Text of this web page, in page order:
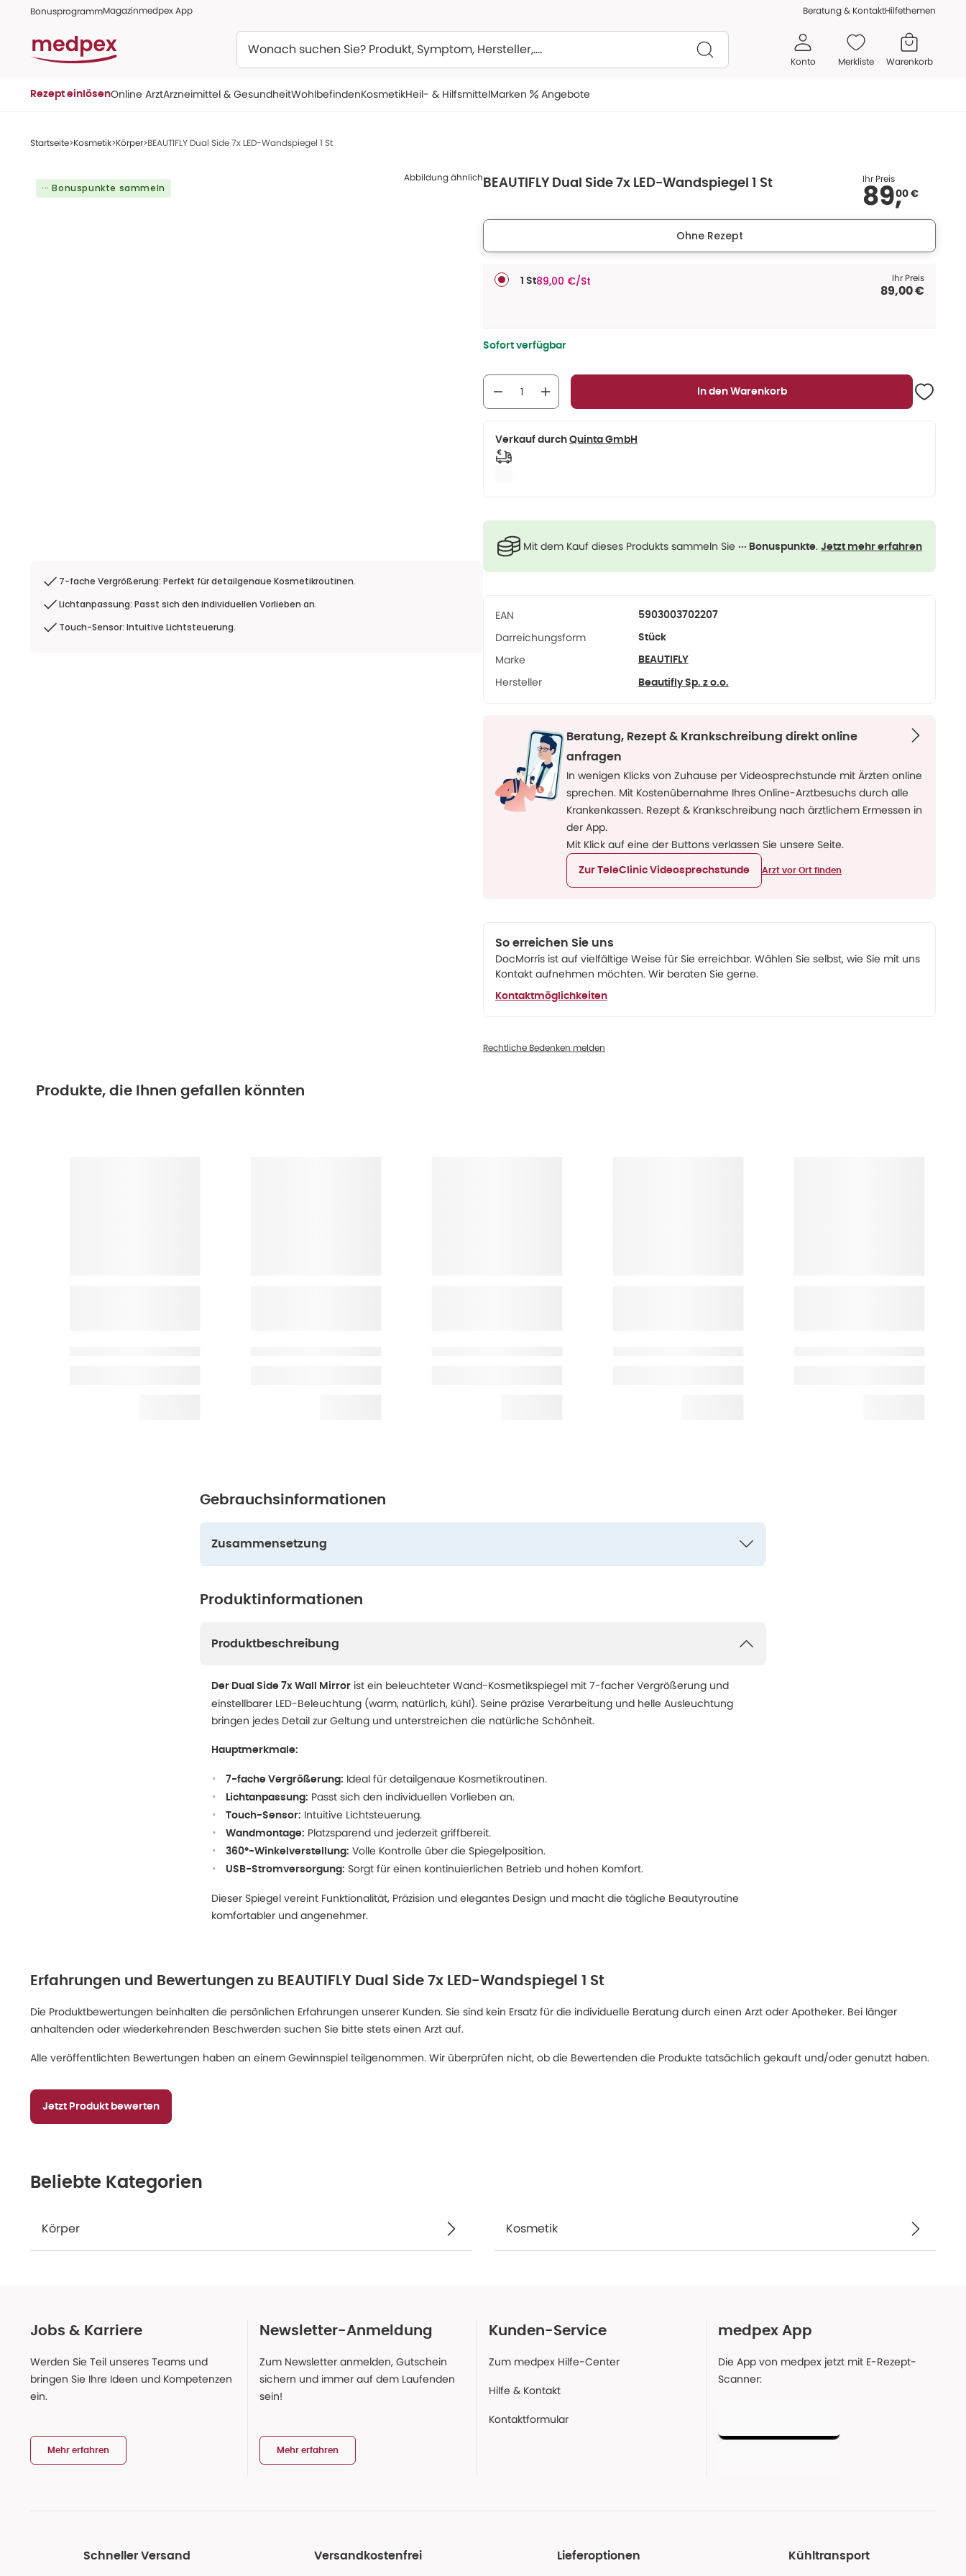
BonusprogrammMagazinmedpex App Beratung & KontaktHilfethemen
Konto Merkliste Warenkorb
Rezept einlösenOnline ArztArzneimittel & GesundheitWohlbefindenKosmetikHeil- & HilfsmittelMarken Angebote
Startseite Kosmetik Körper BEAUTIFLY Dual Side 7x LED-Wandspiegel 1 St
··· Bonuspunkte sammeln
Abbildung ähnlich
7-fache Vergrößerung: Perfekt für detailgenaue Kosmetikroutinen.
Lichtanpassung: Passt sich den individuellen Vorlieben an.
Touch-Sensor: Intuitive Lichtsteuerung.
BEAUTIFLY Dual Side 7x LED-Wandspiegel 1 St Ihr Preis
89,00 €
Ohne Rezept
1 St89,00 €/St Ihr Preis
89,00 €
Sofort verfügbar
In den Warenkorb
Verkauf durch Quinta GmbH
Mit dem Kauf dieses Produkts sammeln Sie ··· Bonuspunkte. Jetzt mehr erfahren
EAN 5903003702207
Darreichungsform Stück
Marke BEAUTIFLY
Hersteller Beautifly Sp. z o.o.
Beratung, Rezept & Krankschreibung direkt online
anfragen
In wenigen Klicks von Zuhause per Videosprechstunde mit Ärzten online
sprechen. Mit Kostenübernahme Ihres Online-Arztbesuchs durch alle
Krankenkassen. Rezept & Krankschreibung nach ärztlichem Ermessen in
der App.
Mit Klick auf eine der Buttons verlassen Sie unsere Seite.
Zur TeleClinic Videosprechstunde Arzt vor Ort finden
So erreichen Sie uns
DocMorris ist auf vielfältige Weise für Sie erreichbar. Wählen Sie selbst, wie Sie mit uns
Kontakt aufnehmen möchten. Wir beraten Sie gerne.
Kontaktmöglichkeiten
Rechtliche Bedenken melden
Produkte, die Ihnen gefallen könnten
Gebrauchsinformationen
Zusammensetzung
Produktinformationen
Produktbeschreibung
Der Dual Side 7x Wall Mirror ist ein beleuchteter Wand-Kosmetikspiegel mit 7-facher Vergrößerung und
einstellbarer LED-Beleuchtung (warm, natürlich, kühl). Seine präzise Verarbeitung und helle Ausleuchtung
bringen jedes Detail zur Geltung und unterstreichen die natürliche Schönheit.
Hauptmerkmale:
7-fache Vergrößerung: Ideal für detailgenaue Kosmetikroutinen.
Lichtanpassung: Passt sich den individuellen Vorlieben an.
Touch-Sensor: Intuitive Lichtsteuerung.
Wandmontage: Platzsparend und jederzeit griffbereit.
360°-Winkelverstellung: Volle Kontrolle über die Spiegelposition.
USB-Stromversorgung: Sorgt für einen kontinuierlichen Betrieb und hohen Komfort.
Dieser Spiegel vereint Funktionalität, Präzision und elegantes Design und macht die tägliche Beautyroutine
komfortabler und angenehmer.
Erfahrungen und Bewertungen zu BEAUTIFLY Dual Side 7x LED-Wandspiegel 1 St
Die Produktbewertungen beinhalten die persönlichen Erfahrungen unserer Kunden. Sie sind kein Ersatz für die individuelle Beratung durch einen Arzt oder Apotheker. Bei länger
anhaltenden oder wiederkehrenden Beschwerden suchen Sie bitte stets einen Arzt auf.
Alle veröffentlichten Bewertungen haben an einem Gewinnspiel teilgenommen. Wir überprüfen nicht, ob die Bewertenden die Produkte tatsächlich gekauft und/oder genutzt haben.
Jetzt Produkt bewerten
Beliebte Kategorien
Körper Kosmetik
Jobs & Karriere
Werden Sie Teil unseres Teams und
bringen Sie Ihre Ideen und Kompetenzen
ein.
Mehr erfahren
Newsletter-Anmeldung
Zum Newsletter anmelden, Gutschein
sichern und immer auf dem Laufenden
sein!
Mehr erfahren
Kunden-Service
Zum medpex Hilfe-Center
Hilfe & Kontakt
Kontaktformular
medpex App
Die App von medpex jetzt mit E-Rezept-
Scanner:
Schneller Versand Versandkostenfrei Lieferoptionen Kühltransport